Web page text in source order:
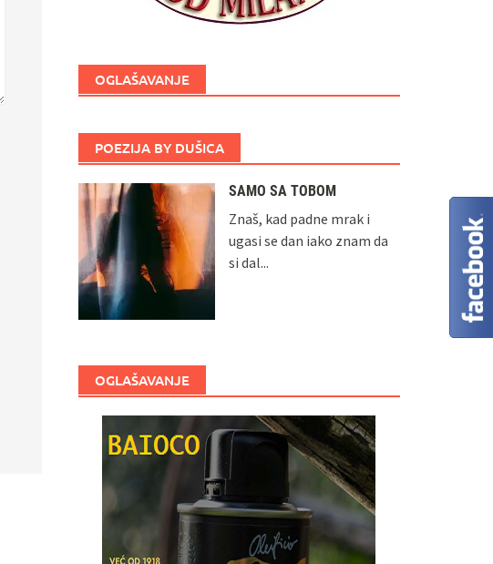
OGLAŠAVANJE
POEZIJA BY DUŠICA
SAMO SA TOBOM
Znaš, kad padne mrak i
ugasi se dan iako znam da
si dal...
OGLAŠAVANJE